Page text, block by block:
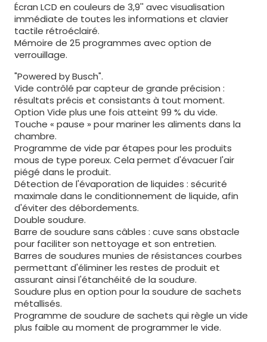
Écran LCD en couleurs de 3,9'' avec visualisation
immédiate de toutes les informations et clavier
tactile rétroéclairé.
Mémoire de 25 programmes avec option de
verrouillage.
"Powered by Busch".
Vide contrôlé par capteur de grande précision :
résultats précis et consistants à tout moment.
Option Vide plus une fois atteint 99 % du vide.
Touche « pause » pour mariner les aliments dans la
chambre.
Programme de vide par étapes pour les produits
mous de type poreux. Cela permet d'évacuer l'air
piégé dans le produit.
Détection de l'évaporation de liquides : sécurité
maximale dans le conditionnement de liquide, afin
d'éviter des débordements.
Double soudure.
Barre de soudure sans câbles : cuve sans obstacle
pour faciliter son nettoyage et son entretien.
Barres de soudures munies de résistances courbes
permettant d'éliminer les restes de produit et
assurant ainsi l'étanchéité de la soudure.
Soudure plus en option pour la soudure de sachets
métallisés.
Programme de soudure de sachets qui règle un vide
plus faible au moment de programmer le vide.